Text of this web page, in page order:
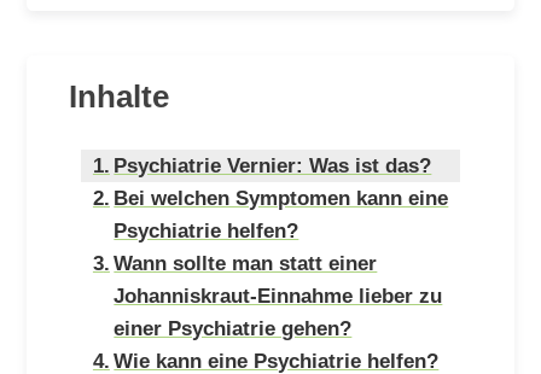
Inhalte
Psychiatrie Vernier: Was ist das?
Bei welchen Symptomen kann eine
Psychiatrie helfen?
Wann sollte man statt einer
Johanniskraut-Einnahme lieber zu
einer Psychiatrie gehen?
Wie kann eine Psychiatrie helfen?